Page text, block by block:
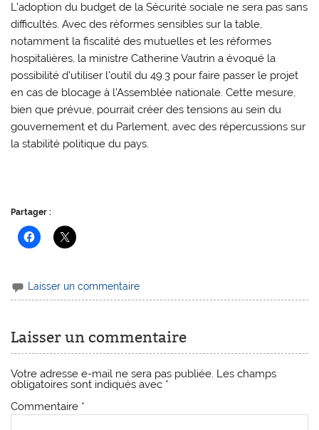
L’adoption du budget de la Sécurité sociale ne sera pas sans
difficultés. Avec des réformes sensibles sur la table,
notamment la fiscalité des mutuelles et les réformes
hospitalières, la ministre Catherine Vautrin a évoqué la
possibilité d’utiliser l’outil du 49.3 pour faire passer le projet
en cas de blocage à l’Assemblée nationale. Cette mesure,
bien que prévue, pourrait créer des tensions au sein du
gouvernement et du Parlement, avec des répercussions sur
la stabilité politique du pays.
Partager :
Laisser un commentaire
Laisser un commentaire
Votre adresse e-mail ne sera pas publiée. Les champs
obligatoires sont indiqués avec *
Commentaire *